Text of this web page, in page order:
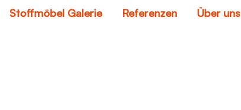
Stoffmöbel Galerie Referenzen Über uns